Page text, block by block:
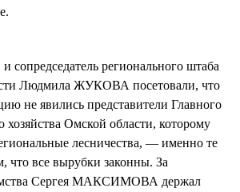
регионального штаба
Людмила ЖУКОВА посетовали, что
не явились представители Главного
хозяйства Омской области, которому
лесничества, — именно те
что все вырубки законны. За
Сергея МАКСИМОВА держал